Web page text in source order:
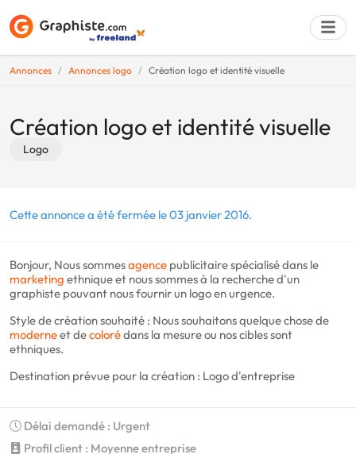
Annonces Annonces logo Création logo et identité visuelle
Création logo et identité visuelle
Logo
Cette annonce a été fermée le 03 janvier 2016.
Bonjour, Nous sommesagence publicitaire spécialisé dans le
marketing ethnique et nous sommes à la recherche d'un
graphiste pouvant nous fournir un logo en urgence.
Style de création souhaité : Nous souhaitons quelque chose de
moderneet decolorédans la mesure ou nos cibles sont
ethniques.
Destination prévue pour la création : Logo d'entreprise
Délai demandé : Urgent
Profil client : Moyenne entreprise